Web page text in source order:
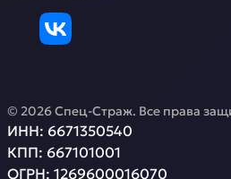
© 2026Спец-Страж. Все права
ИНН: 6671350540
КПП: 667101001
ОГРН: 1269600016070